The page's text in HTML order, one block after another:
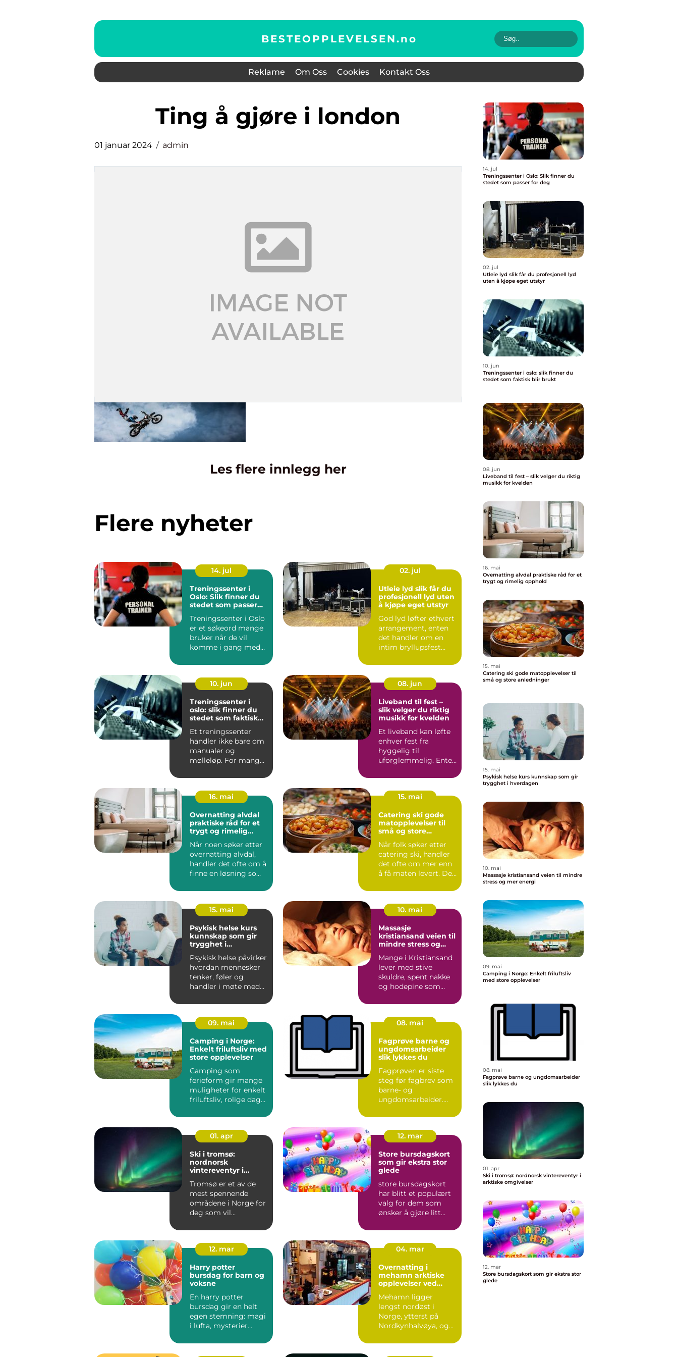
BESTEOPPLEVELSEN.no
Reklame Om Oss Cookies Kontakt Oss
ting å gjøre i london
01 januar 2024 admin
Les flere innlegg her
Flere nyheter
14. jul
Treningssenter i
Oslo: Slik finner du
stedet som passer
Treningssenter i Oslo
er et søkeord mange
bruker når de vil
komme i gang med
02. jul
Utleie lyd slik får du
profesjonell lyd uten
å kjøpe eget utstyr
God lyd løfter ethvert
arrangement, enten
det handler om en
intim bryllupsfest
10. jun
Treningssenter i
oslo: slik finner du
stedet som faktisk
Et treningssenter
handler ikke bare om
manualer og
mølleløp. For mange i
fast ho...
08. jun
Liveband til fest –
slik velger du riktig
musikk for kvelden
Et liveband kan løfte
enhver fest fra
hyggelig til
uforglemmelig. Enten
bry...
16. mai
Overnatting alvdal
praktiske råd for et
trygt og rimelig
Når noen søker etter
overnatting alvdal,
handler det ofte om å
finne en løsning som
15. mai
Catering ski gode
matopplevelser til
små og store
Når folk søker etter
catering ski, handler
det ofte om mer enn
å få maten levert. De
15. mai
Psykisk helse kurs
kunnskap som gir
trygghet i
Psykisk helse påvirker
hvordan mennesker
tenker, føler og
handler i møte med
un...
10. mai
Massasje
kristiansand veien til
mindre stress og
Mange i Kristiansand
lever med stive
skuldre, spent nakke
og hodepine som
igjen. Lan...
09. mai
Camping i Norge:
Enkelt friluftsliv med
store opplevelser
Camping som
ferieform gir mange
muligheter for enkelt
friluftsliv, rolige dager
08. mai
Fagprøve barne og
ungdomsarbeider
slik lykkes du
Fagprøven er siste
steg før fagbrev som
barne- og
ungdomsarbeider.
både spennende...
01. apr
Ski i tromsø:
nordnorsk
vintereventyr i
Tromsø er et av de
mest spennende
områdene i Norge for
deg som vil
rolig friluf...
12. mar
Store bursdagskort
som gir ekstra stor
glede
store bursdagskort
har blitt et populært
valg for dem som
ønsker å gjøre litt
bursdagsh...
12. mar
Harry potter
bursdag for barn og
voksne
En harry potter
bursdag gir en helt
egen stemning: magi
i lufta, mysterier
føl...
04. mar
Overnatting i
mehamn arktiske
opplevelser ved
Mehamn ligger
lengst nordøst i
Norge, ytterst på
Nordkynhalvøya, og
verdens nordligs...
14. jul
Treningssenter i Oslo: Slik finner du
stedet som passer for deg
02. jul
Utleie lyd slik får du profesjonell lyd
uten å kjøpe eget utstyr
10. jun
Treningssenter i oslo: slik finner du
stedet som faktisk blir brukt
08. jun
Liveband til fest – slik velger du riktig
musikk for kvelden
16. mai
Overnatting alvdal praktiske råd for et
trygt og rimelig opphold
15. mai
Catering ski gode matopplevelser til
små og store anledninger
15. mai
Psykisk helse kurs kunnskap som gir
trygghet i hverdagen
10. mai
Massasje kristiansand veien til mindre
stress og mer energi
09. mai
Camping i Norge: Enkelt friluftsliv
med store opplevelser
08. mai
Fagprøve barne og ungdomsarbeider
slik lykkes du
01. apr
Ski i tromsø: nordnorsk vintereventyr i
arktiske omgivelser
12. mar
Store bursdagskort som gir ekstra stor
glede